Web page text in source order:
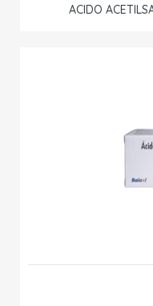
ACIDO